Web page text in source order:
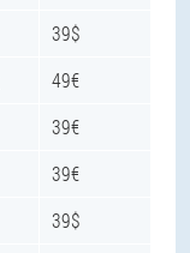
39$
49€
39€
39€
39$